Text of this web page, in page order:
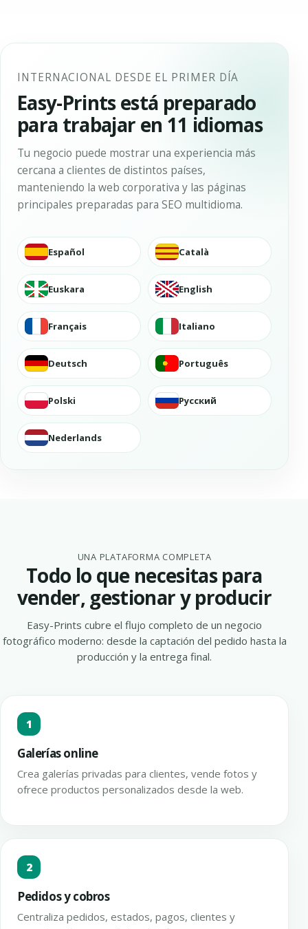
INTERNACIONAL DESDE EL PRIMER DÍA
Easy-Prints está preparado
para trabajar en 11 idiomas
Tu negocio puede mostrar una experiencia más
cercana a clientes de distintos países,
manteniendo la web corporativa y las páginas
principales preparadas para SEO multidioma.
Español Català
Euskara English
Français Italiano
Deutsch Português
Polski Русский
Nederlands
UNA PLATAFORMA COMPLETA
Todo lo que necesitas para
vender, gestionar y producir
Easy-Prints cubre el flujo completo de un negocio
fotográfico moderno: desde la captación del pedido hasta la
producción y la entrega final.
1
Galerías online
Crea galerías privadas para clientes, vende fotos y
ofrece productos personalizados desde la web.
2
Pedidos y cobros
Centraliza pedidos, estados, pagos, clientes y